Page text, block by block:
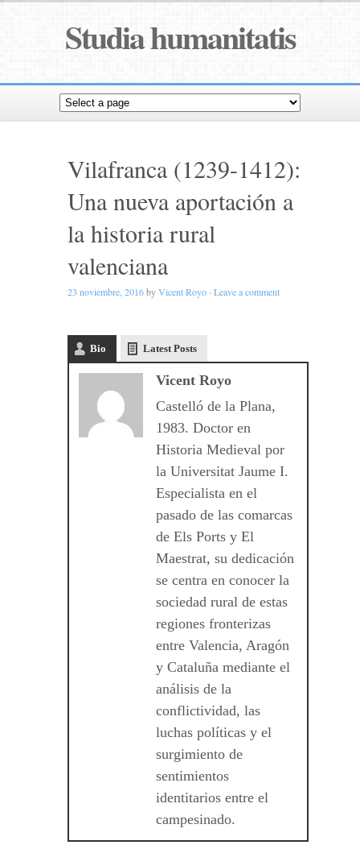
Studia humanitatis
Vilafranca (1239-1412):
Una nueva aportación a
la historia rural
valenciana
23 noviembre, 2016byVicent Royo · Leave a comment
Bio Latest Posts
Vicent Royo
Castelló de la Plana,
1983. Doctor en
Historia Medieval por
la Universitat Jaume I.
Especialista en el
pasado de las comarcas
de Els Ports y El
Maestrat, su dedicación
se centra en conocer la
sociedad rural de estas
regiones fronterizas
entre Valencia, Aragón
y Cataluña mediante el
análisis de la
conflictividad, las
luchas políticas y el
surgimiento de
sentimientos
identitarios entre el
campesinado.